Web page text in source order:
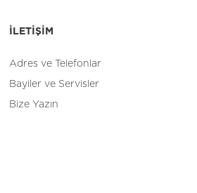
İLETİŞİM
Adres ve Telefonlar
Bayiler ve Servisler
Bize Yazın